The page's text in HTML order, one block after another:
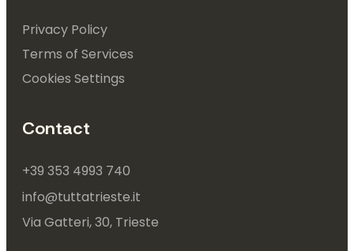
Privacy Policy
Terms of Services
Cookies Settings
Contact
+39 353 4993 740
info@tuttatrieste.it
Via Gatteri, 30, Trieste